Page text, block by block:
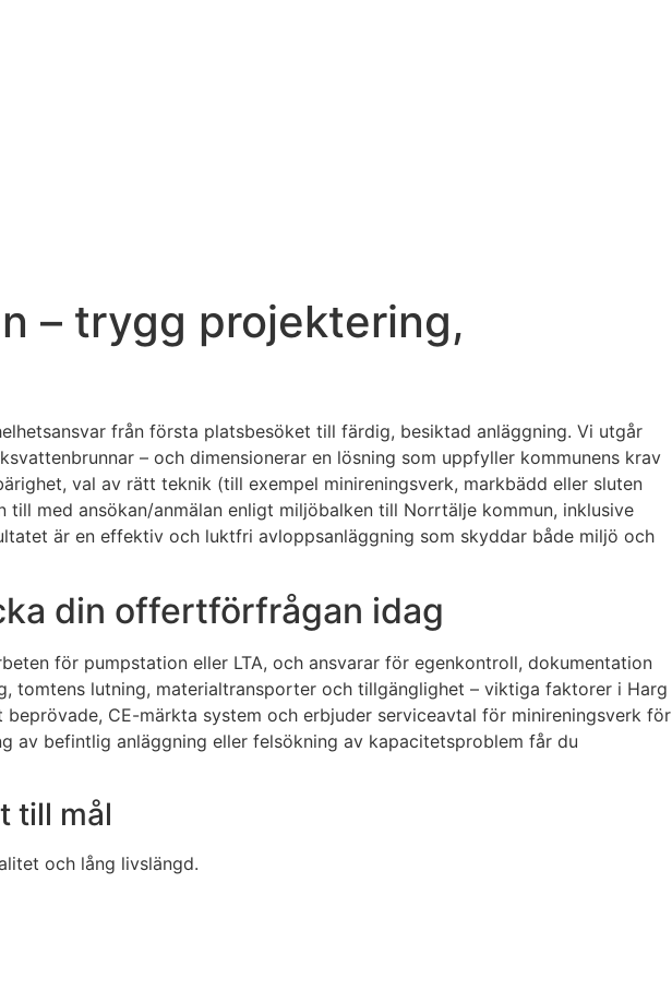
– trygg projektering,
från första platsbesöket till färdig, besiktad anläggning. Vi utgår
– och dimensionerar en lösning som uppfyller kommunens krav
val av rätt teknik (till exempel minireningsverk, markbädd eller sluten
med ansökan/anmälan enligt miljöbalken till Norrtälje kommun, inklusive
är en effektiv och luktfri avloppsanläggning som skyddar både miljö och
din offertförfrågan idag
för pumpstation eller LTA, och ansvarar för egenkontroll, dokumentation
tomtens lutning, materialtransporter och tillgänglighet – viktiga faktorer i Harg
CE-märkta system och erbjuder serviceavtal för minireningsverk för
av befintlig anläggning eller felsökning av kapacitetsproblem får du
till mål
och lång livslängd.